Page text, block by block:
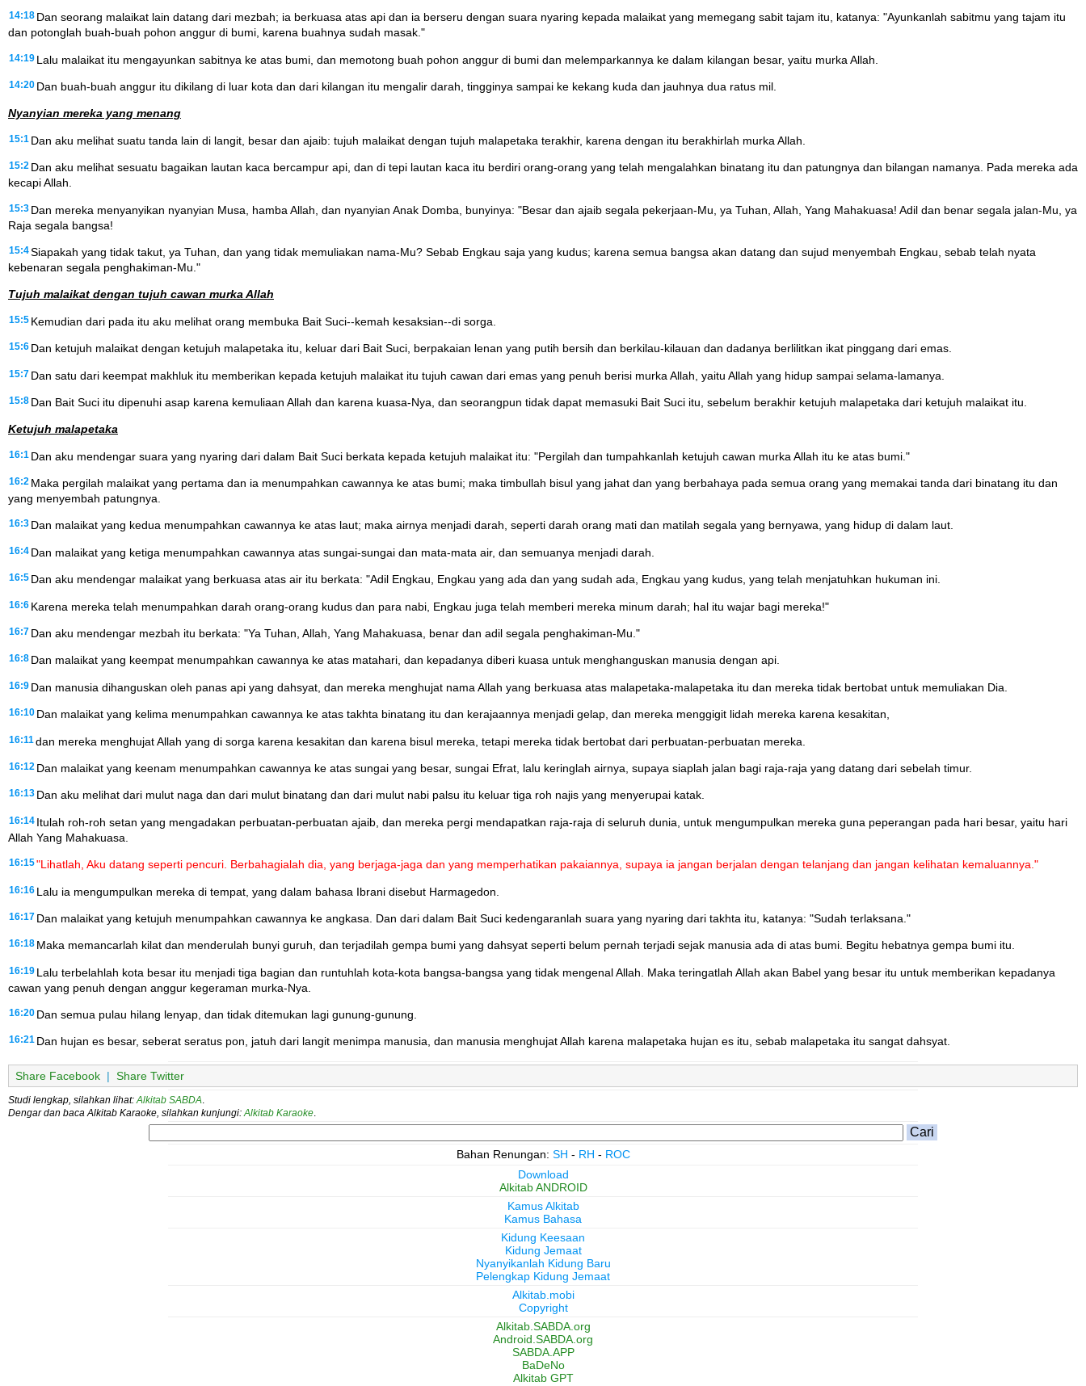
14:18 Dan seorang malaikat lain datang dari mezbah; ia berkuasa atas api dan ia berseru dengan suara nyaring kepada malaikat yang memegang sabit tajam itu, katanya: "Ayunkanlah sabitmu yang tajam itu
dan potonglah buah-buah pohon anggur di bumi, karena buahnya sudah masak."
14:19 Lalu malaikat itu mengayunkan sabitnya ke atas bumi, dan memotong buah pohon anggur di bumi dan melemparkannya ke dalam kilangan besar, yaitu murka Allah.
14:20 Dan buah-buah anggur itu dikilang di luar kota dan dari kilangan itu mengalir darah, tingginya sampai ke kekang kuda dan jauhnya dua ratus mil.
Nyanyian mereka yang menang
15:1 Dan aku melihat suatu tanda lain di langit, besar dan ajaib: tujuh malaikat dengan tujuh malapetaka terakhir, karena dengan itu berakhirlah murka Allah.
15:2 Dan aku melihat sesuatu bagaikan lautan kaca bercampur api, dan di tepi lautan kaca itu berdiri orang-orang yang telah mengalahkan binatang itu dan patungnya dan bilangan namanya. Pada mereka ada
kecapi Allah.
15:3 Dan mereka menyanyikan nyanyian Musa, hamba Allah, dan nyanyian Anak Domba, bunyinya: "Besar dan ajaib segala pekerjaan-Mu, ya Tuhan, Allah, Yang Mahakuasa! Adil dan benar segala jalan-Mu, ya
Raja segala bangsa!
15:4Siapakah yang tidak takut, ya Tuhan, dan yang tidak memuliakan nama-Mu? Sebab Engkau saja yang kudus; karena semua bangsa akan datang dan sujud menyembah Engkau, sebab telah nyata
kebenaran segala penghakiman-Mu."
Tujuh malaikat dengan tujuh cawan murka Allah
15:5 Kemudian dari pada itu aku melihat orang membuka Bait Suci--kemah kesaksian--di sorga.
15:6 Dan ketujuh malaikat dengan ketujuh malapetaka itu, keluar dari Bait Suci, berpakaian lenan yang putih bersih dan berkilau-kilauan dan dadanya berlilitkan ikat pinggang dari emas.
15:7 Dan satu dari keempat makhluk itu memberikan kepada ketujuh malaikat itu tujuh cawan dari emas yang penuh berisi murka Allah, yaitu Allah yang hidup sampai selama-lamanya.
15:8 Dan Bait Suci itu dipenuhi asap karena kemuliaan Allah dan karena kuasa-Nya, dan seorangpun tidak dapat memasuki Bait Suci itu, sebelum berakhir ketujuh malapetaka dari ketujuh malaikat itu.
Ketujuh malapetaka
16:1 Dan aku mendengar suara yang nyaring dari dalam Bait Suci berkata kepada ketujuh malaikat itu: "Pergilah dan tumpahkanlah ketujuh cawan murka Allah itu ke atas bumi."
16:2 Maka pergilah malaikat yang pertama dan ia menumpahkan cawannya ke atas bumi; maka timbullah bisul yang jahat dan yang berbahaya pada semua orang yang memakai tanda dari binatang itu dan
yang menyembah patungnya.
16:3 Dan malaikat yang kedua menumpahkan cawannya ke atas laut; maka airnya menjadi darah, seperti darah orang mati dan matilah segala yang bernyawa, yang hidup di dalam laut.
16:4 Dan malaikat yang ketiga menumpahkan cawannya atas sungai-sungai dan mata-mata air, dan semuanya menjadi darah.
16:5 Dan aku mendengar malaikat yang berkuasa atas air itu berkata: "Adil Engkau, Engkau yang ada dan yang sudah ada, Engkau yang kudus, yang telah menjatuhkan hukuman ini.
16:6 Karena mereka telah menumpahkan darah orang-orang kudus dan para nabi, Engkau juga telah memberi mereka minum darah; hal itu wajar bagi mereka!"
16:7 Dan aku mendengar mezbah itu berkata: "Ya Tuhan, Allah, Yang Mahakuasa, benar dan adil segala penghakiman-Mu."
16:8 Dan malaikat yang keempat menumpahkan cawannya ke atas matahari, dan kepadanya diberi kuasa untuk menghanguskan manusia dengan api.
16:9 Dan manusia dihanguskan oleh panas api yang dahsyat, dan mereka menghujat nama Allah yang berkuasa atas malapetaka-malapetaka itu dan mereka tidak bertobat untuk memuliakan Dia.
16:10 Dan malaikat yang kelima menumpahkan cawannya ke atas takhta binatang itu dan kerajaannya menjadi gelap, dan mereka menggigit lidah mereka karena kesakitan,
16:11 dan mereka menghujat Allah yang di sorga karena kesakitan dan karena bisul mereka, tetapi mereka tidak bertobat dari perbuatan-perbuatan mereka.
16:12 Dan malaikat yang keenam menumpahkan cawannya ke atas sungai yang besar, sungai Efrat, lalu keringlah airnya, supaya siaplah jalan bagi raja-raja yang datang dari sebelah timur.
16:13 Dan aku melihat dari mulut naga dan dari mulut binatang dan dari mulut nabi palsu itu keluar tiga roh najis yang menyerupai katak.
16:14 Itulah roh-roh setan yang mengadakan perbuatan-perbuatan ajaib, dan mereka pergi mendapatkan raja-raja di seluruh dunia, untuk mengumpulkan mereka guna peperangan pada hari besar, yaitu hari
Allah Yang Mahakuasa.
16:15"Lihatlah, Aku datang seperti pencuri. Berbahagialah dia, yang berjaga-jaga dan yang memperhatikan pakaiannya, supaya ia jangan berjalan dengan telanjang dan jangan kelihatan kemaluannya."
16:16 Lalu ia mengumpulkan mereka di tempat, yang dalam bahasa Ibrani disebut Harmagedon.
16:17 Dan malaikat yang ketujuh menumpahkan cawannya ke angkasa. Dan dari dalam Bait Suci kedengaranlah suara yang nyaring dari takhta itu, katanya: "Sudah terlaksana."
16:18 Maka memancarlah kilat dan menderulah bunyi guruh, dan terjadilah gempa bumi yang dahsyat seperti belum pernah terjadi sejak manusia ada di atas bumi. Begitu hebatnya gempa bumi itu.
16:19 Lalu terbelahlah kota besar itu menjadi tiga bagian dan runtuhlah kota-kota bangsa-bangsa yang tidak mengenal Allah. Maka teringatlah Allah akan Babel yang besar itu untuk memberikan kepadanya
cawan yang penuh dengan anggur kegeraman murka-Nya.
16:20 Dan semua pulau hilang lenyap, dan tidak ditemukan lagi gunung-gunung.
16:21 Dan hujan es besar, seberat seratus pon, jatuh dari langit menimpa manusia, dan manusia menghujat Allah karena malapetaka hujan es itu, sebab malapetaka itu sangat dahsyat.
Share Facebook | Share Twitter
Studi lengkap, silahkan lihat: Alkitab SABDA
Dengar dan baca Alkitab Karaoke, silahkan kunjungi: Alkitab Karaoke
Bahan Renungan: SH - RH - ROC
Download
Alkitab ANDROID
Kamus Alkitab
Kamus Bahasa
Kidung Keesaan
Kidung Jemaat
Nyanyikanlah Kidung Baru
Pelengkap Kidung Jemaat
Alkitab.mobi
Copyright
Alkitab.SABDA.org
Android.SABDA.org
SABDA.APP
BaDeNo
Alkitab GPT